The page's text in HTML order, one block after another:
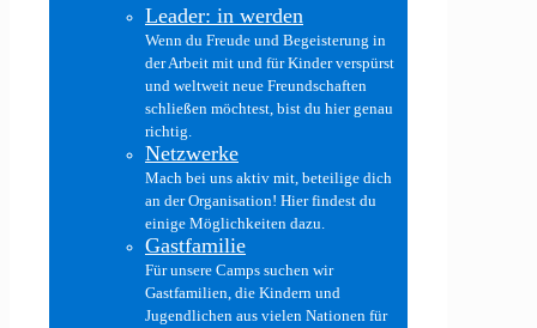
Leader: in werden
Wenn du Freude und Begeisterung in
der Arbeit mit und für Kinder verspürst
und weltweit neue Freundschaften
schließen möchtest, bist du hier genau
richtig.
Netzwerke
Mach bei uns aktiv mit, beteilige dich
an der Organisation! Hier findest du
einige Möglichkeiten dazu.
Gastfamilie
Für unsere Camps suchen wir
Gastfamilien, die Kindern und
Jugendlichen aus vielen Nationen für